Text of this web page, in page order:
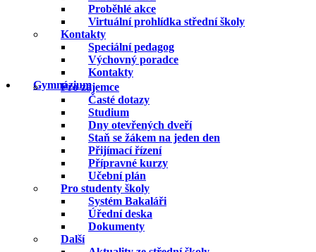
Proběhlé akce
Virtuální prohlídka střední školy
Kontakty
Speciální pedagog
Výchovný poradce
Kontakty
Gymnázium
Pro zájemce
Časté dotazy
Studium
Dny otevřených dveří
Staň se žákem na jeden den
Přijímací řízení
Přípravné kurzy
Učební plán
Pro studenty školy
Systém Bakaláři
Úřední deska
Dokumenty
Další